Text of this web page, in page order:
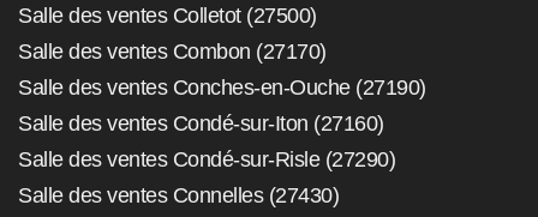
Salle des ventes Colletot (27500)
Salle des ventes Combon (27170)
Salle des ventes Conches-en-Ouche (27190)
Salle des ventes Condé-sur-Iton (27160)
Salle des ventes Condé-sur-Risle (27290)
Salle des ventes Connelles (27430)